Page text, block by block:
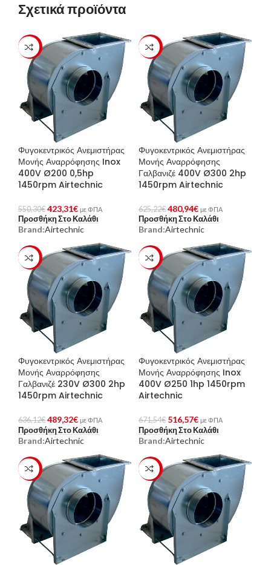
Σχετικά προϊόντα
-23%
Φυγοκεντρικός Ανεμιστήρας
Μονής Αναρρόφησης Inox
400V Ø200 0,5hp
1450rpm Airtechnic
550,30€ 423,31€ με ΦΠΑ
Προσθήκη Στο Καλάθι
Brand:Airtechnic
-23%
Φυγοκεντρικός Ανεμιστήρας
Μονής Αναρρόφησης
Γαλβανιζέ 400V Ø300 2hp
1450rpm Airtechnic
625,22€ 480,94€ με ΦΠΑ
Προσθήκη Στο Καλάθι
Brand:Airtechnic
-23%
Φυγοκεντρικός Ανεμιστήρας
Μονής Αναρρόφησης
Γαλβανιζέ 230V Ø300 2hp
1450rpm Airtechnic
636,12€ 489,32€ με ΦΠΑ
Προσθήκη Στο Καλάθι
Brand:Airtechnic
-23%
Φυγοκεντρικός Ανεμιστήρας
Μονής Αναρρόφησης Inox
400V Ø250 1hp 1450rpm
Airtechnic
671,54€ 516,57€ με ΦΠΑ
Προσθήκη Στο Καλάθι
Brand:Airtechnic
-23% -23%